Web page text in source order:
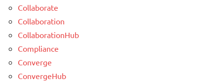
Collaborate
Collaboration
CollaborationHub
Compliance
Converge
ConvergeHub